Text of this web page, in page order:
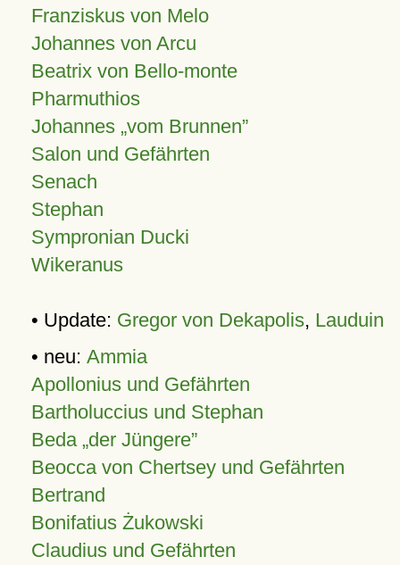
Franziskus von Melo
Johannes von Arcu
Beatrix von Bello-monte
Pharmuthios
Johannes vom Brunnen
Salon und Gefährten
Senach
Stephan
Sympronian Ducki
Wikeranus
• Update: Gregor von Dekapolis, Lauduin
• neu: Ammia
Apollonius und Gefährten
Bartholuccius und Stephan
Beda „der Jüngere”
Beocca von Chertsey und Gefährten
Bertrand
Bonifatius Żukowski
Claudius und Gefährten